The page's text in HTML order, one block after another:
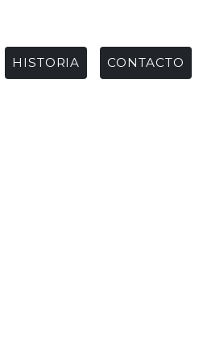
HISTORIA CONTACTO